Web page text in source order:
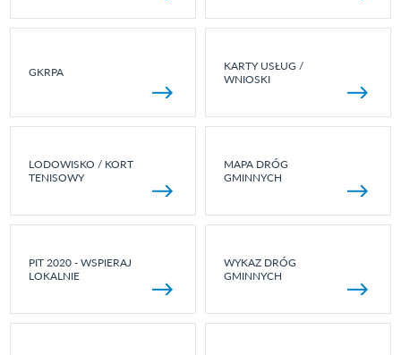
GKRPA
KARTY USŁUG /
WNIOSKI
LODOWISKO / KORT
TENISOWY
MAPA DRÓG
GMINNYCH
PIT 2020 - WSPIERAJ
LOKALNIE
WYKAZ DRÓG
GMINNYCH